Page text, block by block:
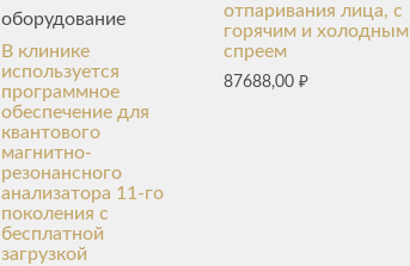
оборудование
В клинике
используется
программное
обеспечение для
квантового
магнитно-
резонансного
анализатора 11-го
поколения с
бесплатной
загрузкой
отпаривания лица, с
горячим и холодным
спреем
87688,00₽